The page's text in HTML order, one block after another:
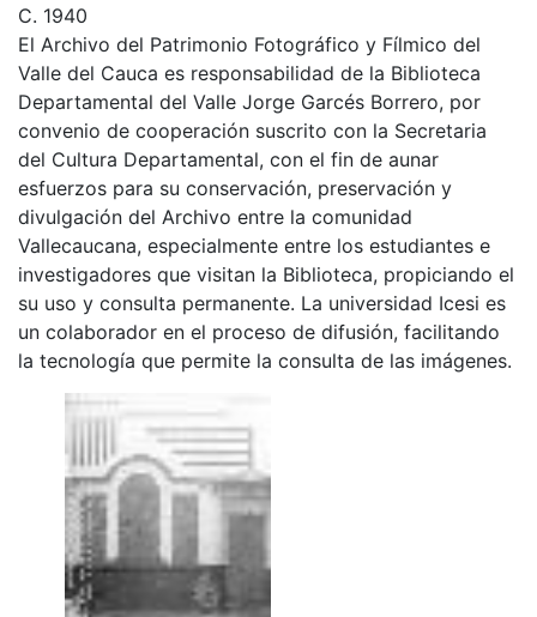
C. 1940
El Archivo del Patrimonio Fotográfico y Fílmico del
Valle del Cauca es responsabilidad de la Biblioteca
Departamental del Valle Jorge Garcés Borrero, por
convenio de cooperación suscrito con la Secretaria
del Cultura Departamental, con el fin de aunar
esfuerzos para su conservación, preservación y
divulgación del Archivo entre la comunidad
Vallecaucana, especialmente entre los estudiantes e
investigadores que visitan la Biblioteca, propiciando el
su uso y consulta permanente. La universidad Icesi es
un colaborador en el proceso de difusión, facilitando
la tecnología que permite la consulta de las imágenes.